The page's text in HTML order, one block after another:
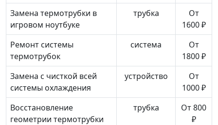
Замена термотрубки в
игровом ноутбуке
трубка
От
1600 ₽
Ремонт системы
термотрубок
система
От
1800 ₽
Замена с чисткой всей
системы охлаждения
устройство
От
1000 ₽
Восстановление
геометрии термотрубки
трубка
От 800
₽